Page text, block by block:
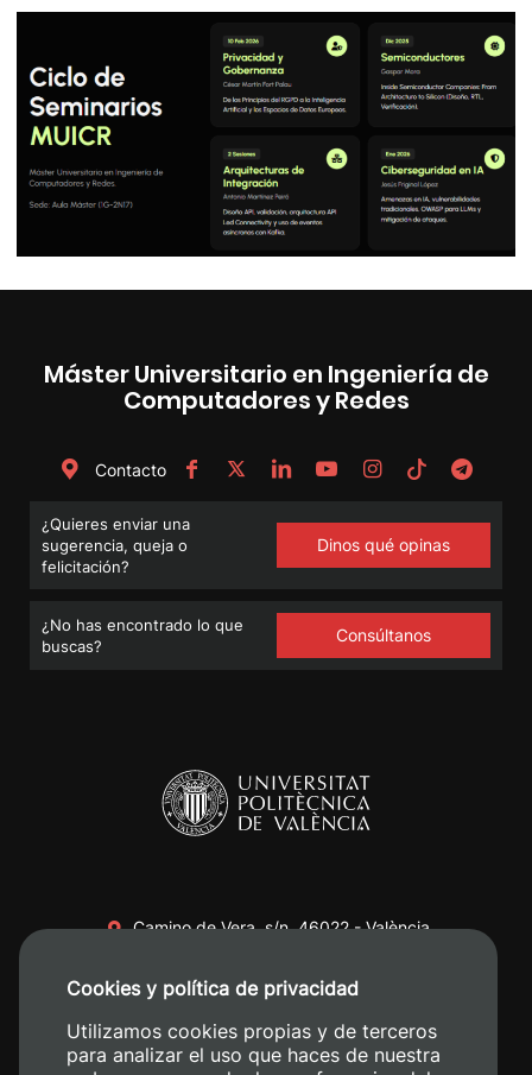
Máster Universitario en Ingeniería de
Computadores y Redes
Contacto
¿Quieres enviar una
sugerencia, queja o
felicitación?
Dinos qué opinas
¿No has encontrado lo que
buscas?
Consúltanos
Camino de Vera, s/n. 46022 - València
+34 620 04 00 50
Cookies y política de privacidad
Utilizamos cookies propias y de terceros
para analizar el uso que haces de nuestra